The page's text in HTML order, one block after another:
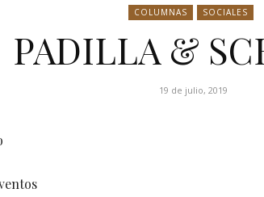
COLUMNAS SOCIALES
PADILLA &
19 de julio, 2019